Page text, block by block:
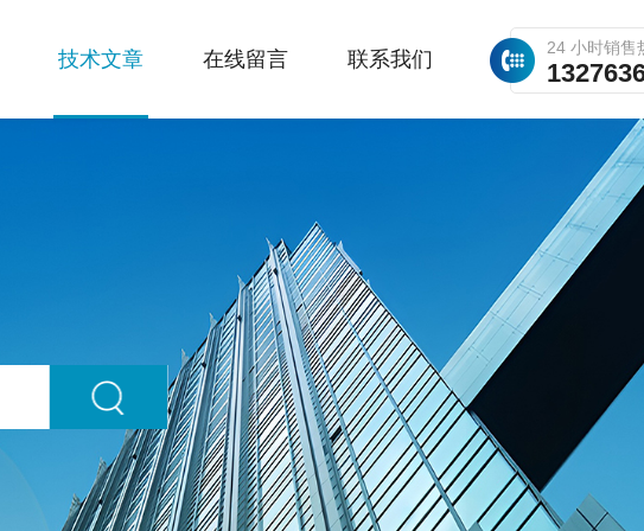
24 小时销售
技术文章 在线留言 联系我们